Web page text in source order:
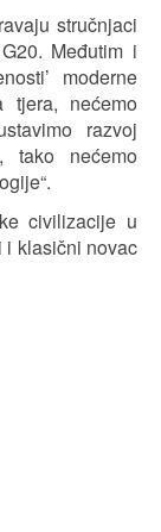
stručnjaci
Međutim i
moderne
tjera, nećemo
razvoj
tako nećemo
civilizacije u
i klasični novac